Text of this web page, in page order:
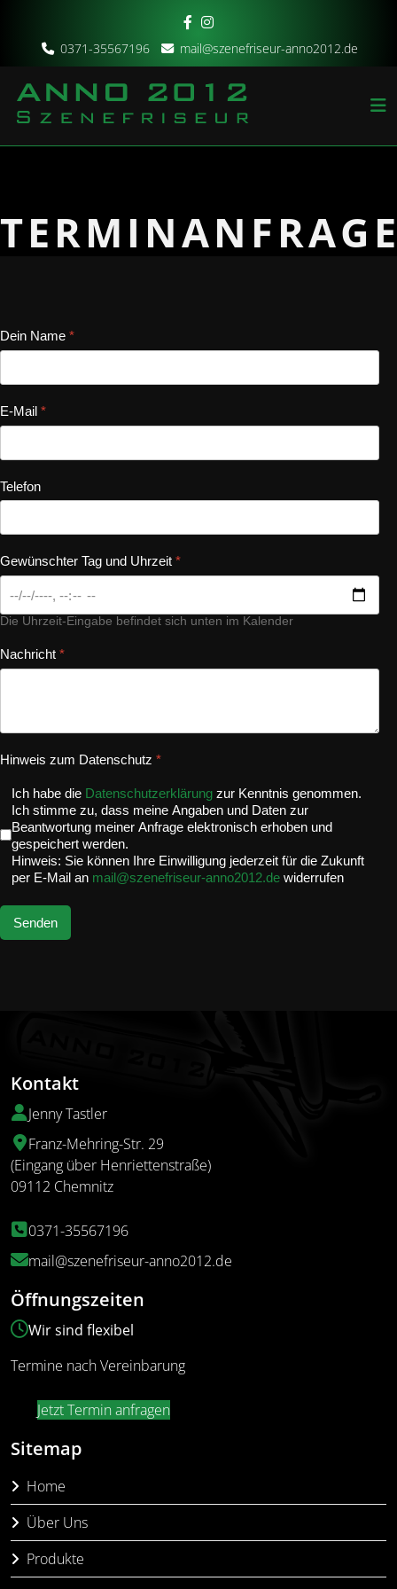
0371-35567196 mail@szenefriseur-anno2012.de
Dein Name *
E-Mail *
Telefon
Gewünschter Tag und Uhrzeit *
Die Uhrzeit-Eingabe befindet sich unten im Kalender
Nachricht *
Hinweis zum Datenschutz *
Ich habe die Datenschutzerklärung zur Kenntnis genommen.
Ich stimme zu, dass meine Angaben und Daten zur
Beantwortung meiner Anfrage elektronisch erhoben und
gespeichert werden.
Hinweis: Sie können Ihre Einwilligung jederzeit für die Zukunft
per E-Mail an mail@szenefriseur-anno2012.de widerrufen
Senden
Kontakt
Jenny Tastler
Franz-Mehring-Str. 29
(Eingang über Henriettenstraße)
09112 Chemnitz
0371-35567196
mail@szenefriseur-anno2012.de
Öffnungszeiten
Wir sind flexibel
Termine nach Vereinbarung
Jetzt Termin anfragen
Sitemap
Home
Über Uns
Produkte